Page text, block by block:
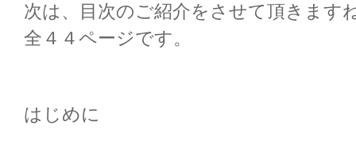
次は、目次のご紹介をさせて頂きます
全４４ページです。
はじめに